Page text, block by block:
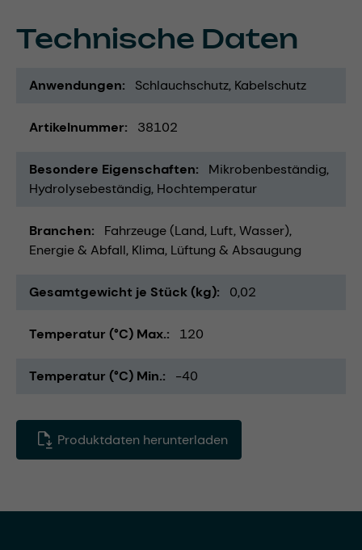
Technische Daten
Anwendungen Schlauchschutz Kabelschutz
Artikelnummer 38102
Besondere Eigenschaften
Mikrobenbeständig
Hydrolysebeständig Hochtemperatur
Branchen
Fahrzeuge (Land, Luft, Wasser)
Energie & Abfall Klima, Lüftung & Absaugung
Gesamtgewicht je Stück (kg) 0,02
Temperatur (°C) Max. 120
Temperatur (°C) Min. -40
Produktdaten herunterladen